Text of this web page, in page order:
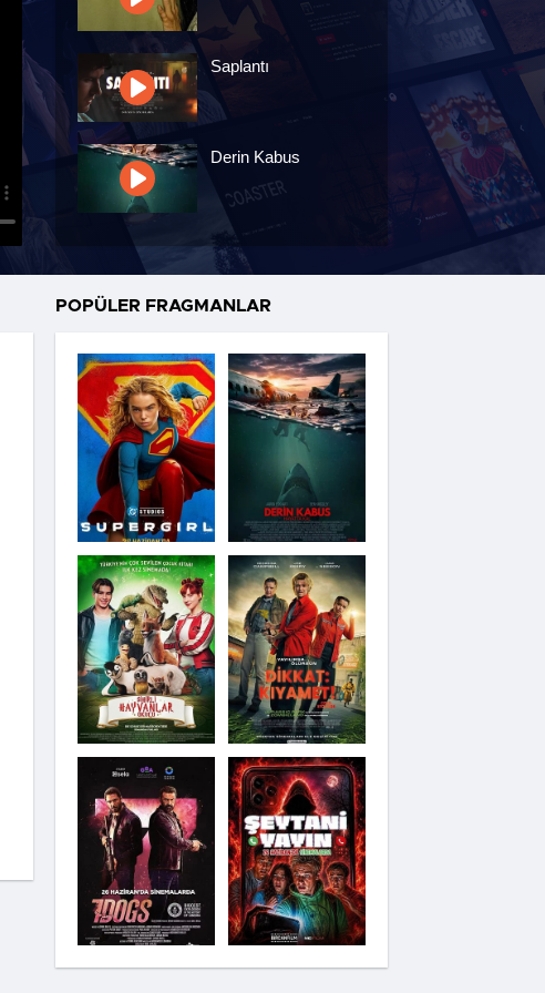
Saplantı
Derin Kabus
İfşa Günü
Okulu
Dikkat: Kıyamet!
7 Dogs
Koloni
Sihirli Annem:
Periler Okulu
Kıyma: Hain Eşer
Kendi Düşer
POPÜLER FRAGMANLAR